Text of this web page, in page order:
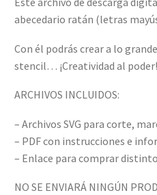
abecedario ratán (letras
Con él podrás crear a lo
stencil… ¡Creatividad al poder!
ARCHIVOS INCLUIDOS:
– Archivos SVG para corte,
– PDF con instrucciones e
– Enlace para comprar
NO SE ENVIARÁ NINGÚN